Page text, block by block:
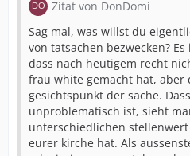
Zitat von DonDomi
Sag mal, was willst du
von tatsachen bezwecken?
dass nach heutigem recht
frau white gemacht hat, aber
gesichtspunkt der sache.
unproblematisch ist, sieht
unterschiedlichen
eurer kirche hat. Als